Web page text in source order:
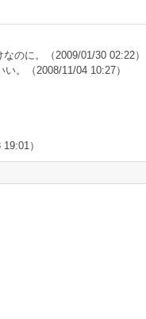
のに。
（2009/01/30 02:22）
。
（2008/11/04 10:27）
）